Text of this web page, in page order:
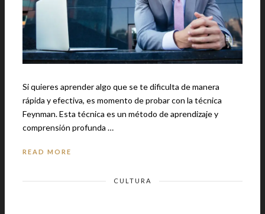
Si quieres aprender algo que se te dificulta de manera
rápida y efectiva, es momento de probar con la técnica
Feynman. Esta técnica es un método de aprendizaje y
comprensión profunda …
READ MORE
CULTURA